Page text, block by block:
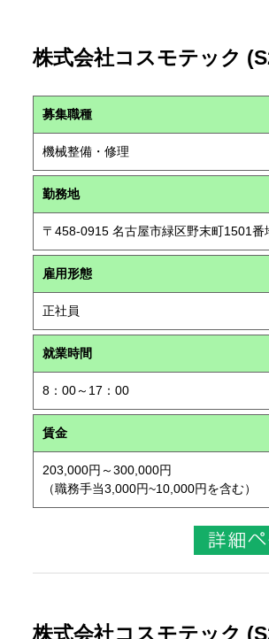
株式会社コスモテック
募集職種
機械整備・修理
勤務地
〒458-0915 名古屋市緑区野末町1501番
雇用形態
正社員
就業時間
8：00～17：00
賃金
203,000円～300,000円
（職務手当3,000円~10,000円を含む）
株式会社コスモテック